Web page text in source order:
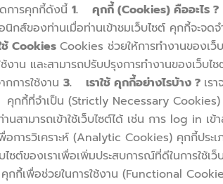
การคุกกี้ดังนี้ 1. คุกกี้ (Cookies) คืออะไร ?
องท่านเมื่อท่านเข้าชมเว็บไซต์ คุกกี้จะจดจ
Cookies Cookies ช่วยให้การทำงานของเว็
น และสามารถปรับปรุงการทำงานของเว็บไซ
การใช้งาน 3. เราใช้ คุกกี้อย่างไรบ้าง ? เร
กกี้ที่จำเป็น (Strictly Necessary
สามารถเข้าใช้เว็บไซต์ได้ เช่น การ log in เ
ารวิเคราะห์ (Analytic Cookies) คุกกี้ประเ
ซต์ของเราเพื่อเพิ่มประสบการณ์ที่ดีในการใช้เ
กกี้เพื่อช่วยในการใช้งาน (Functional